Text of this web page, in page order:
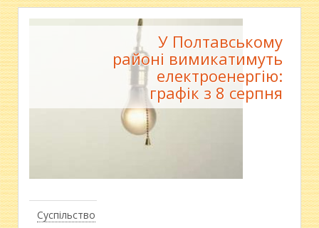
Суспільство
У Полтавському
районі вимикатимуть
електроенергію:
графік з 8 серпня